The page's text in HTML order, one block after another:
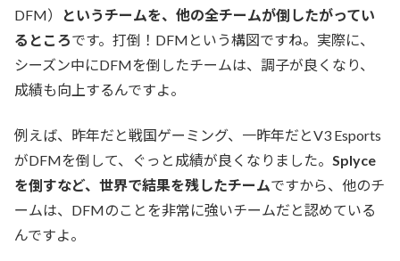
DFM）
というチームを、他の全チームが倒したがってい
るところです。打倒！DFMという構図ですね。実際に、
シーズン中にDFMを倒したチームは、調子が良くなり、
成績も向上するんですよ。
例えば、昨年だと戦国ゲーミング、一昨年だとV3 Esports
がDFMを倒して、ぐっと成績が良くなりました。 Splyce
を倒すなど、世界で結果を残したチームですから、他のチ
ームは、DFMのことを非常に強いチームだと認めている
んですよ。